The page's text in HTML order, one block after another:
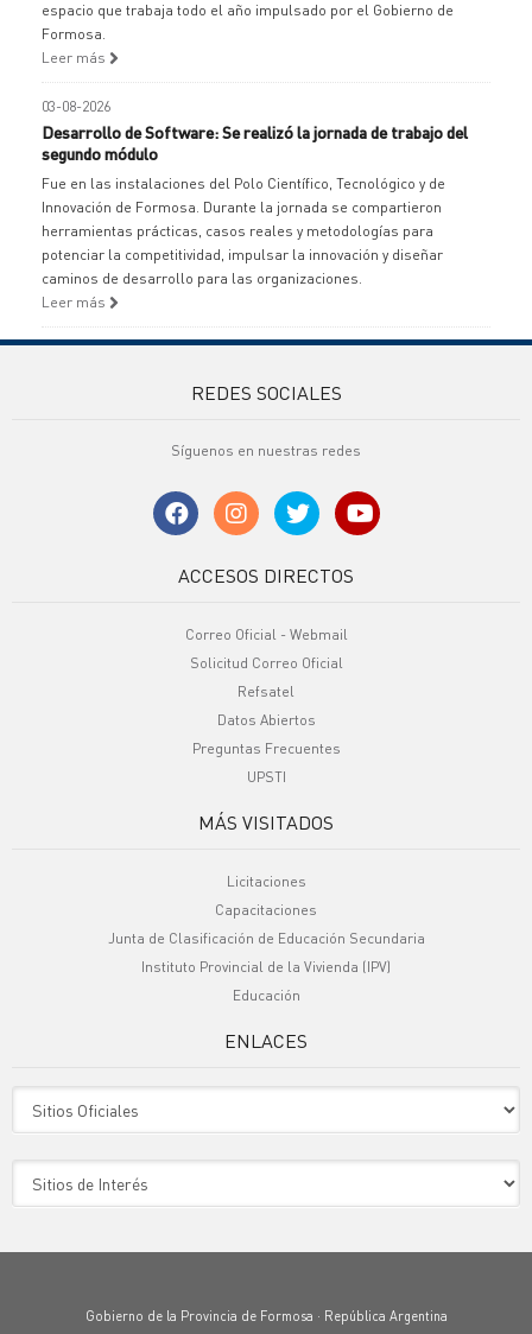
espacio que trabaja todo el año impulsado por el Gobierno de
Formosa.
Leer más
03-08-2026
Desarrollo de Software: Se realizó la jornada de trabajo del
segundo módulo
Fue en las instalaciones del Polo Científico, Tecnológico y de
Innovación de Formosa. Durante la jornada se compartieron
herramientas prácticas, casos reales y metodologías para
potenciar la competitividad, impulsar la innovación y diseñar
caminos de desarrollo para las organizaciones.
Leer más
REDES SOCIALES
Síguenos en nuestras redes
ACCESOS DIRECTOS
Correo Oficial - Webmail
Solicitud Correo Oficial
Refsatel
Datos Abiertos
Preguntas Frecuentes
UPSTI
MÁS VISITADOS
Licitaciones
Capacitaciones
Junta de Clasificación de Educación Secundaria
Instituto Provincial de la Vivienda (IPV)
Educación
ENLACES
Gobierno de la Provincia de Formosa · República Argentina